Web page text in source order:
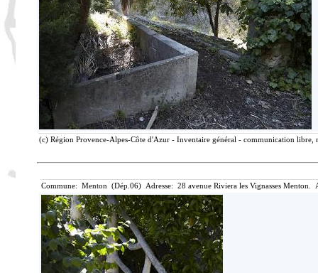
(c) Région Provence-Alpes-Côte d'Azur - Inventaire général - communication libre,
Commune: Menton (Dép.06) Adresse: 28 avenue Riviera les Vignasses